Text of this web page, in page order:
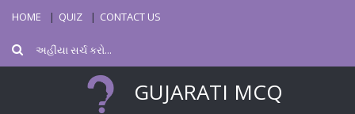
HOME QUIZ CONTACT US
GUJARATI MCQ